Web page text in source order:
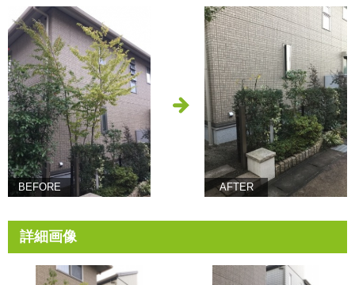
BEFORE AFTER
詳細画像